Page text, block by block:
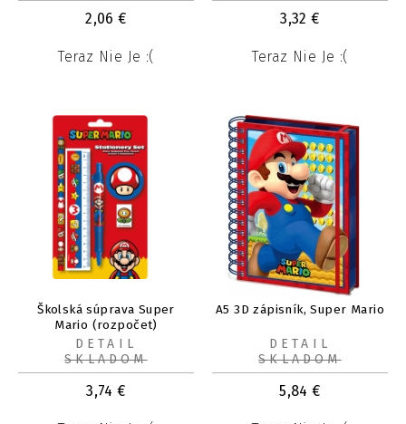
2,06 €
Teraz Nie Je :(
3,32 €
Teraz Nie Je :(
Školská súprava Super
Mario (rozpočet)
3,74 €
DETAIL
SKLADOM
A5 3D zápisník, Super Mario
5,84 €
DETAIL
SKLADOM